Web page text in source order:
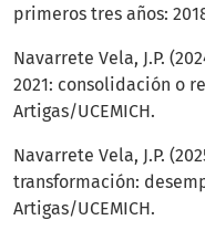
primeros tres años:
Navarrete Vela, J.P.
2021: consolidación o
Artigas/UCEMICH.
Navarrete Vela, J.P.
transformación:
Artigas/UCEMICH.